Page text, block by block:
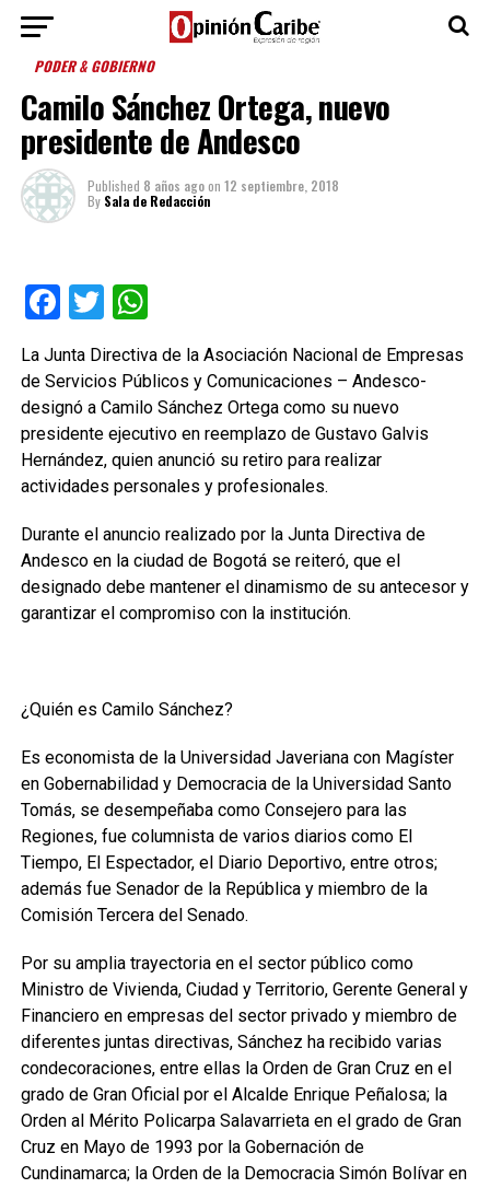
PODER & GOBIERNO
Camilo Sánchez Ortega, nuevo
presidente de Andesco
Published 8 años agoon 12 septiembre, 2018
By Sala de Redacción
Facebook
TwitterWhatsApp
La Junta Directiva de la Asociación Nacional de Empresas
de Servicios Públicos y Comunicaciones – Andesco-
designó a Camilo Sánchez Ortega como su nuevo
presidente ejecutivo en reemplazo de Gustavo Galvis
Hernández, quien anunció su retiro para realizar
actividades personales y profesionales.
Durante el anuncio realizado por la Junta Directiva de
Andesco en la ciudad de Bogotá se reiteró, que el
designado debe mantener el dinamismo de su antecesor y
garantizar el compromiso con la institución.
¿Quién es Camilo Sánchez?
Es economista de la Universidad Javeriana con Magíster
en Gobernabilidad y Democracia de la Universidad Santo
Tomás, se desempeñaba como Consejero para las
Regiones, fue columnista de varios diarios como El
Tiempo, El Espectador, el Diario Deportivo, entre otros;
además fue Senador de la República y miembro de la
Comisión Tercera del Senado.
Por su amplia trayectoria en el sector público como
Ministro de Vivienda, Ciudad y Territorio, Gerente General y
Financiero en empresas del sector privado y miembro de
diferentes juntas directivas, Sánchez ha recibido varias
condecoraciones, entre ellas la Orden de Gran Cruz en el
grado de Gran Oficial por el Alcalde Enrique Peñalosa; la
Orden al Mérito Policarpa Salavarrieta en el grado de Gran
Cruz en Mayo de 1993 por la Gobernación de
Cundinamarca; la Orden de la Democracia Simón Bolívar en